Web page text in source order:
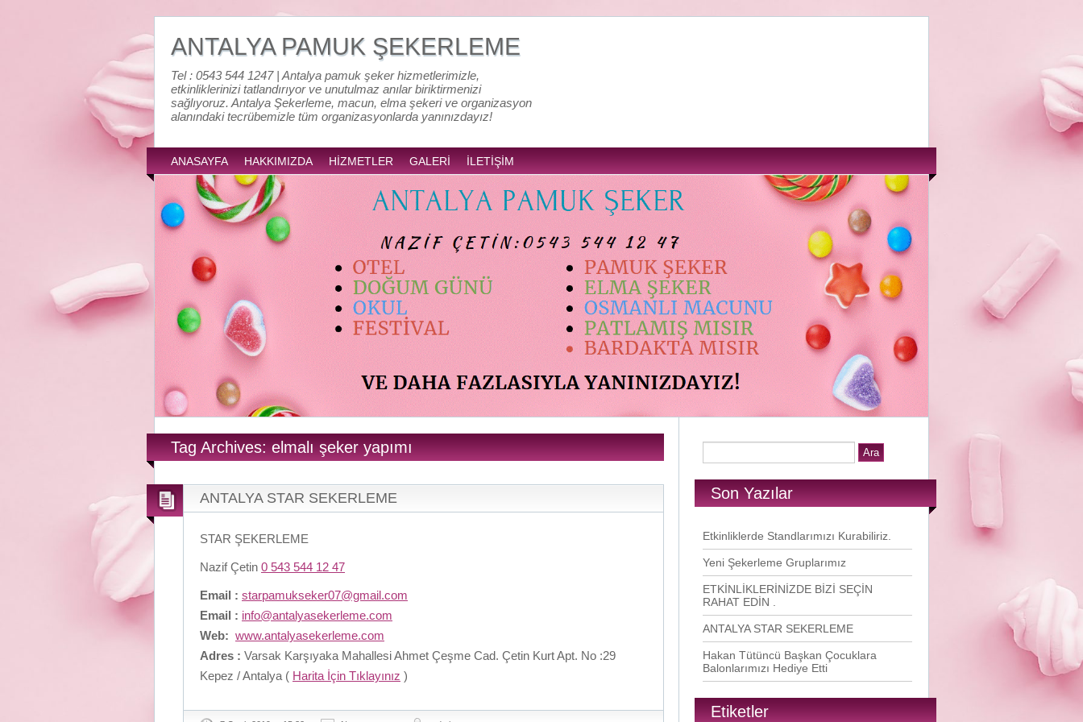
ANTALYA PAMUK ŞEKERLEME
Tel : 0543 544 1247 | Antalya pamuk şeker hizmetlerimizle,
etkinliklerinizi tatlandırıyor ve unutulmaz anılar biriktirmenizi
sağlıyoruz. Antalya Şekerleme, macun, elma şekeri ve organizasyon
alanındaki tecrübemizle tüm organizasyonlarda yanınızdayız!
ANASAYFA HAKKIMIZDA HİZMETLER GALERİ İLETİŞİM
Tag Archives: elmalı şeker yapımı
ANTALYA STAR SEKERLEME
STAR ŞEKERLEME
Nazif Çetin 0 543 544 12 47
Email : starpamukseker07@gmail.com
Email : info@antalyasekerleme.com
Web: www.antalyasekerleme.com
Adres : Varsak Karşıyaka Mahallesi Ahmet Çeşme Cad. Çetin Kurt Apt. No :29
Kepez / Antalya ( Harita İçin Tıklayınız )
Son Yazılar
Etkinliklerde Standlarımızı Kurabiliriz.
Yeni Şekerleme Gruplarımız
ETKİNLİKLERİNİZDE BİZİ SEÇİN
RAHAT EDİN .
ANTALYA STAR SEKERLEME
Hakan Tütüncü Başkan Çocuklara
Balonlarımızı Hediye Etti
Etiketler